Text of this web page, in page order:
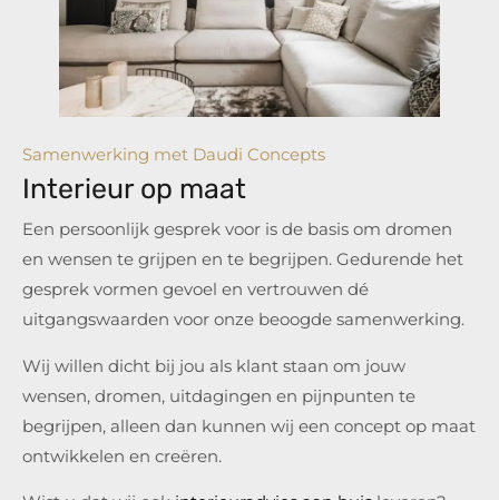
Samenwerking met Daudi Concepts
Interieur op maat
Een persoonlijk gesprek voor is de basis om dromen
en wensen te grijpen en te begrijpen. Gedurende het
gesprek vormen gevoel en vertrouwen dé
uitgangswaarden voor onze beoogde samenwerking.
Wij willen dicht bij jou als klant staan om jouw
wensen, dromen, uitdagingen en pijnpunten te
begrijpen, alleen dan kunnen wij een concept op maat
ontwikkelen en creëren.